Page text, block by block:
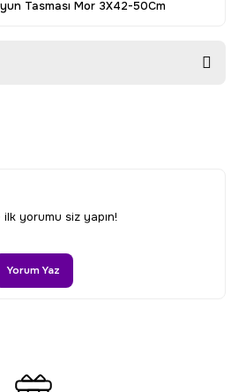
Tasması Mor 3X42-50Cm
ürün açıklamalarında ve diğer
noktaları öneri formunu
veya görüntülenemiyor.
bulunuyor.
yorumu siz yapın!
Yorum Yaz